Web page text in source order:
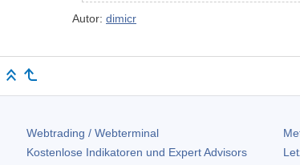
Autor: dimicr
Webtrading / Webterminal
Kostenlose Indikatoren und Expert Advisors